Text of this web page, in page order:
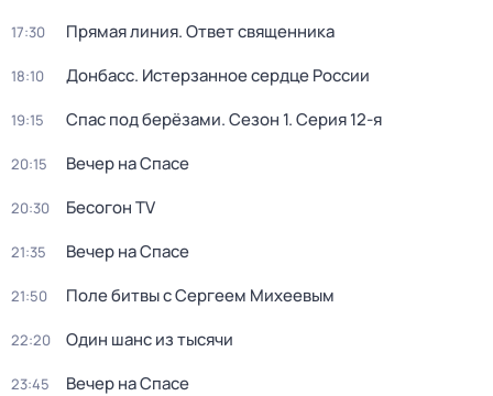
17:30 Прямая линия. Ответ священника
18:10 Донбасс. Истерзанное сердце России
19:15 Спас под берёзами. Сезон 1. Серия 12-я
20:15 Вечер на Спасе
20:30 Бесогон TV
21:35 Вечер на Спасе
21:50 Поле битвы с Сергеем Михеевым
22:20 Один шанс из тысячи
23:45 Вечер на Спасе